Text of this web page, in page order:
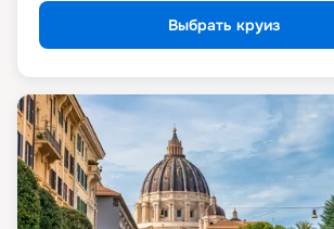
Выбрать круиз